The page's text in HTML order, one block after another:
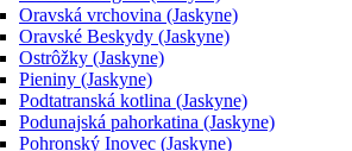
Oravská vrchovina (Jaskyne)
Oravské Beskydy (Jaskyne)
Ostrôžky (Jaskyne)
Pieniny (Jaskyne)
Podtatranská kotlina (Jaskyne)
Podunajská pahorkatina (Jaskyne)
Pohronský Inovec (Jaskyne)